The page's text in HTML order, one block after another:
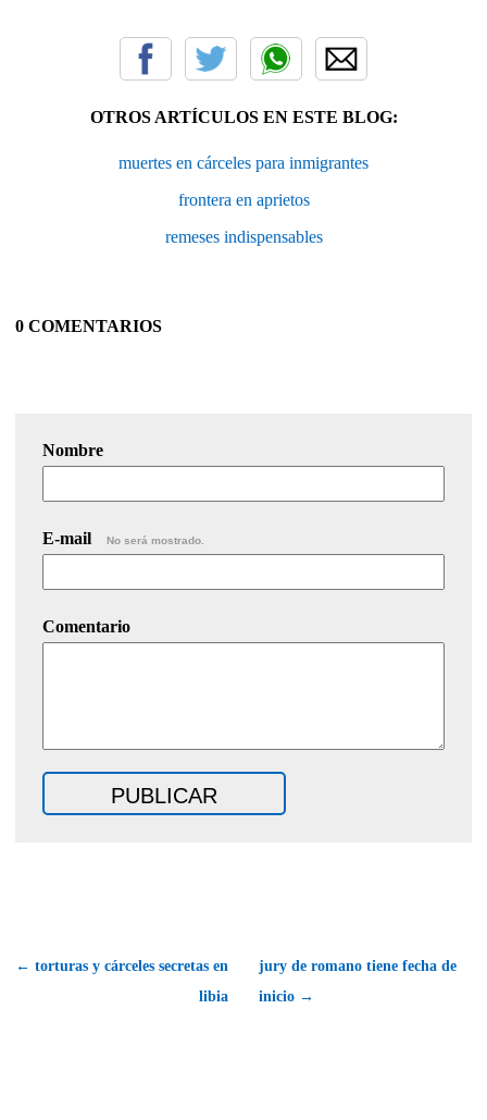
OTROS ARTÍCULOS EN ESTE BLOG:
muertes en cárceles para inmigrantes
frontera en aprietos
remeses indispensables
0 COMENTARIOS
Nombre
E-mail No será mostrado.
Comentario
← torturas y cárceles secretas en
libia
jury de romano tiene fecha de
inicio →